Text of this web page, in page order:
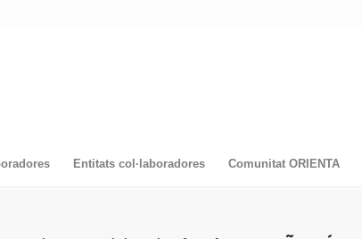
Entitats col·laboradores Comunitat ORIENTA